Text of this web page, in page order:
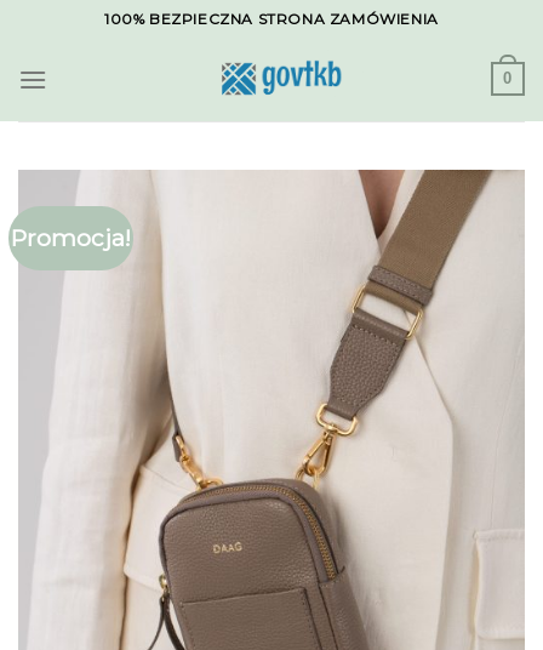
content
100% BEZPIECZNA STRONA ZAMÓWIENIA
0
Promocja!